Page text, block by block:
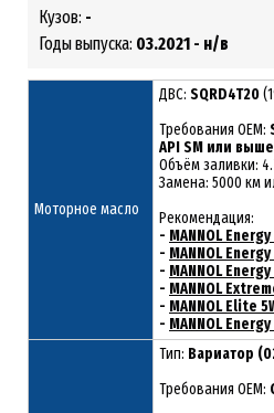
Кузов: -
Годы выпуска: 03.2021 - н/в
Моторное масло
ДВС: SQRD4T20
Требования ОЕМ:
API SM или выше
Объём заливки:
Замена: 5000 км
Рекомендация:
- MANNOL
- MANNOL
- MANNOL
- MANNOL
- MANNOL Elite
- MANNOL
Тип: Вариатор
Требования OEM: